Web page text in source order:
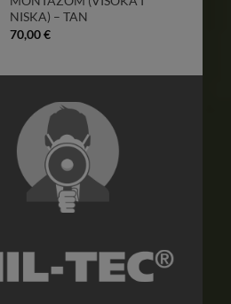
NISKA) – TAN
70,00€